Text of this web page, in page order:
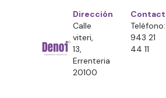
Dirección
Calle
viteri,
13,
Errenteria
20100
Teléfono:
943 21
44 11